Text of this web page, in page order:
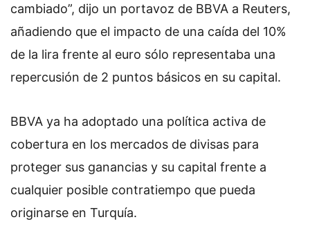
cambiado”, dijo un portavoz de BBVA a Reuters,
añadiendo que el impacto de una caída del 10%
de la lira frente al euro sólo representaba una
repercusión de 2 puntos básicos en su capital.
BBVA ya ha adoptado una política activa de
cobertura en los mercados de divisas para
proteger sus ganancias y su capital frente a
cualquier posible contratiempo que pueda
originarse en Turquía.